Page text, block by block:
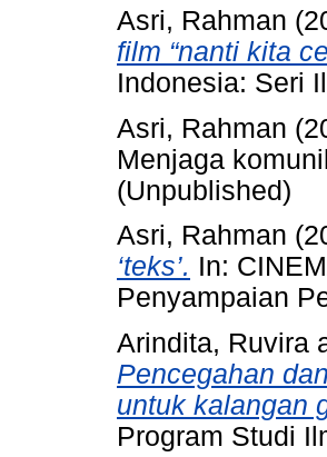
Asri, Rahman
film “nanti kita
Indonesia: Seri
Asri, Rahman
Menjaga
(Unpublished)
Asri, Rahman
‘teks’. In:
Penyampaian
Arindita, Ruvira
Pencegahan
untuk kalangan
Program Studi